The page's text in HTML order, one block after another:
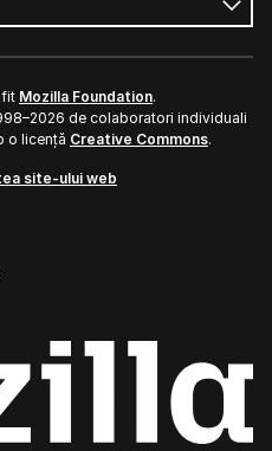
Mozilla Foundation.
de colaboratori individuali
o licență Creative Commons.
site-ului web